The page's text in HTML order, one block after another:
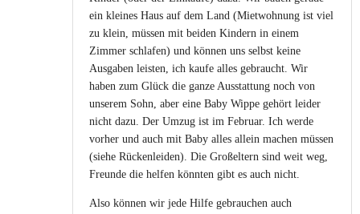
ein kleines Haus auf dem Land (Mietwohnung ist viel
zu klein, müssen mit beiden Kindern in einem
Zimmer schlafen) und können uns selbst keine
Ausgaben leisten, ich kaufe alles gebraucht. Wir
haben zum Glück die ganze Ausstattung noch von
unserem Sohn, aber eine Baby Wippe gehört leider
nicht dazu. Der Umzug ist im Februar. Ich werde
vorher und auch mit Baby alles allein machen müssen
(siehe Rückenleiden). Die Großeltern sind weit weg,
Freunde die helfen könnten gibt es auch nicht.
Also können wir jede Hilfe gebrauchen auch